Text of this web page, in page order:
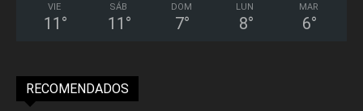
VIE
11 °
SÁB
11 °
DOM
7°
LUN
8°
MAR
6°
RECOMENDADOS